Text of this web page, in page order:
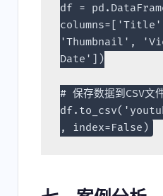
df =
'Thumbnail',
Date'])
# 保存数据到CSV文
, index=False)